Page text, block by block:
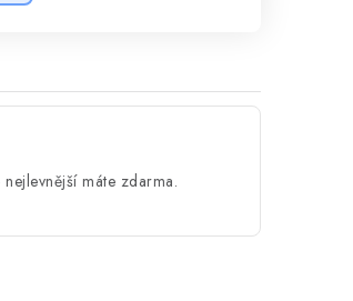
máte zdarma.